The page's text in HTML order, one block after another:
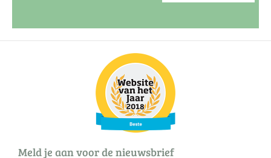
Meld je aan voor de nieuwsbrief